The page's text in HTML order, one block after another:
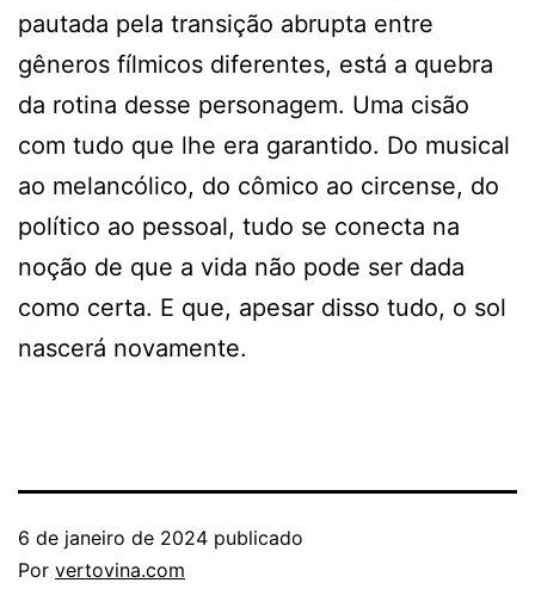
pautada pela transição abrupta entre
gêneros fílmicos diferentes, está a quebra
da rotina desse personagem. Uma cisão
com tudo que lhe era garantido. Do musical
ao melancólico, do cômico ao circense, do
político ao pessoal, tudo se conecta na
noção de que a vida não pode ser dada
como certa. E que, apesar disso tudo, o sol
nascerá novamente.
6 de janeiro de 2024 publicado
Por vertovina.com